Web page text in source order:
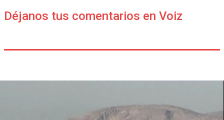
Déjanos tus comentarios en Voiz